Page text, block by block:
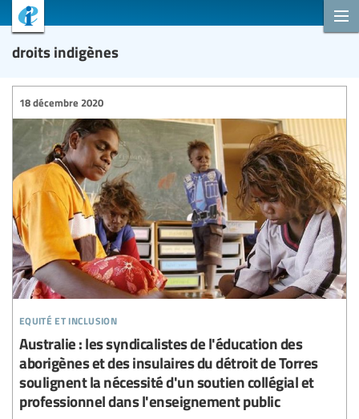
droits indigènes
equité et inclusion
18 décembre 2020
Australie : les syndicalistes de l'éducation des
aborigènes et des insulaires du détroit de Torres
soulignent la nécessité d'un soutien collégial et
professionnel dans l'enseignement public